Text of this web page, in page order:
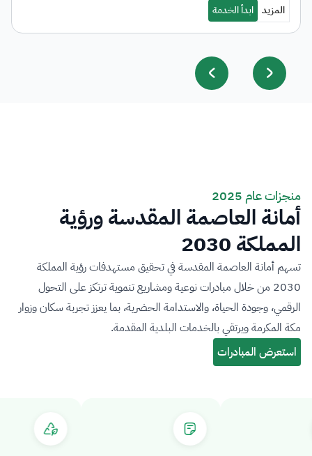
منجزات عام 2025
أمانة العاصمة المقدسة ورؤية
المملكة 2030
تسهم أمانة العاصمة المقدسة في تحقيق مستهدفات رؤية المملكة
2030 من خلال مبادرات نوعية ومشاريع تنموية ترتكز على التحول
الرقمي، وجودة الحياة، والاستدامة الحضرية، بما يعزز تجربة سكان وزوار
مكة المكرمة ويرتقي بالخدمات البلدية المقدمة.